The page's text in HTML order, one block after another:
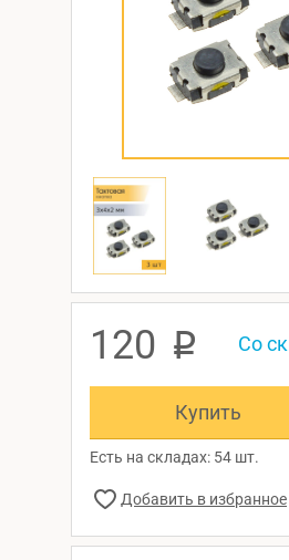
120 p Со
Купить
Есть на складах: 54 шт.